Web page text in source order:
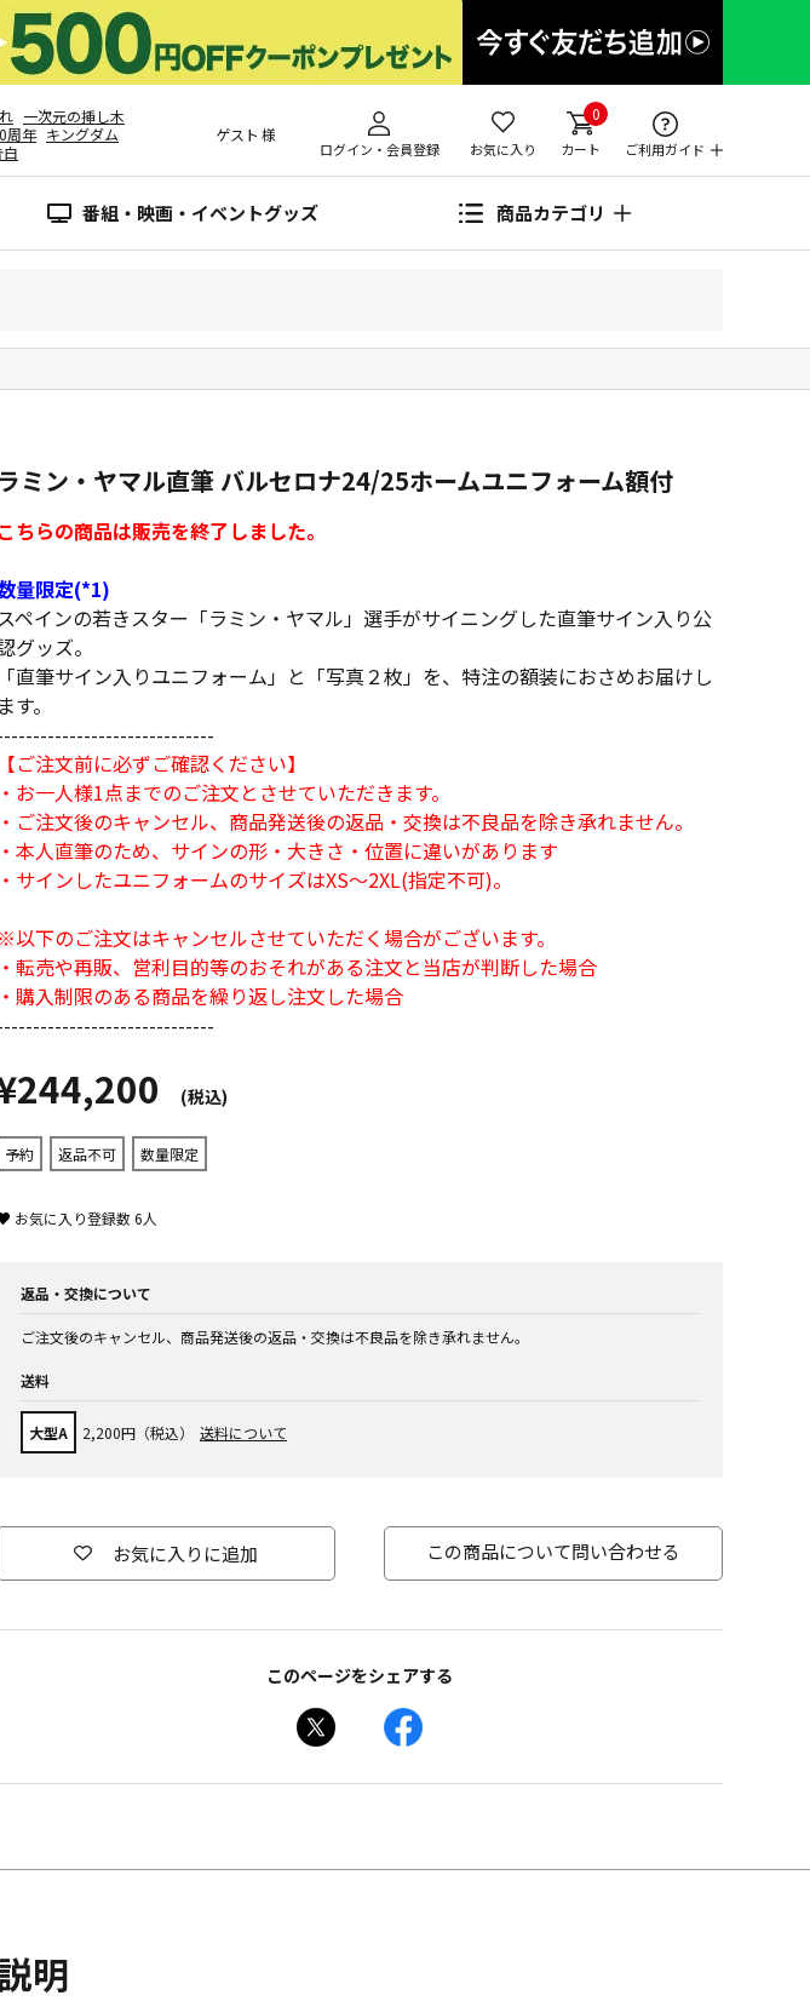
一次元の挿し木
周年 キングダム
白
ゲスト 様
ログイン・会員登録 お気に入り
0
カート ご利用ガイド
番組・映画・イベントグッズ 商品カテゴリ
ラミン・ヤマル直筆 バルセロナ24/25ホームユニフォーム額付
こちらの商品は販売を終了しました。
量限定(*1)
ペインの若きスター「ラミン・ヤマル」選手がサイニングした直筆サイン入り公
グッズ。
「直筆サイン入りユニフォーム」と「写真２枚」を、特注の額装におさめお届けし
ます。
【ご注文前に必ずご確認ください】
・お一人様1点までのご注文とさせていただきます。
・ご注文後のキャンセル、商品発送後の返品・交換は不良品を除き承れません。
・本人直筆のため、サインの形・大きさ・位置に違いがあります
・サインしたユニフォームのサイズはXS～2XL(指定不可)。
※以下のご注文はキャンセルさせていただく場合がございます。
・転売や再販、営利目的等のおそれがある注文と当店が判断した場合
・購入制限のある商品を繰り返し注文した場合
(税込)
予約 返品不可 数量限定
お気に入り登録数6人
返品・交換について
ご注文後のキャンセル、商品発送後の返品・交換は不良品を除き承れません。
送料
大型A 2,200円（税込） 送料について
お気に入りに追加 この商品について問い合わせる
このページをシェアする
明